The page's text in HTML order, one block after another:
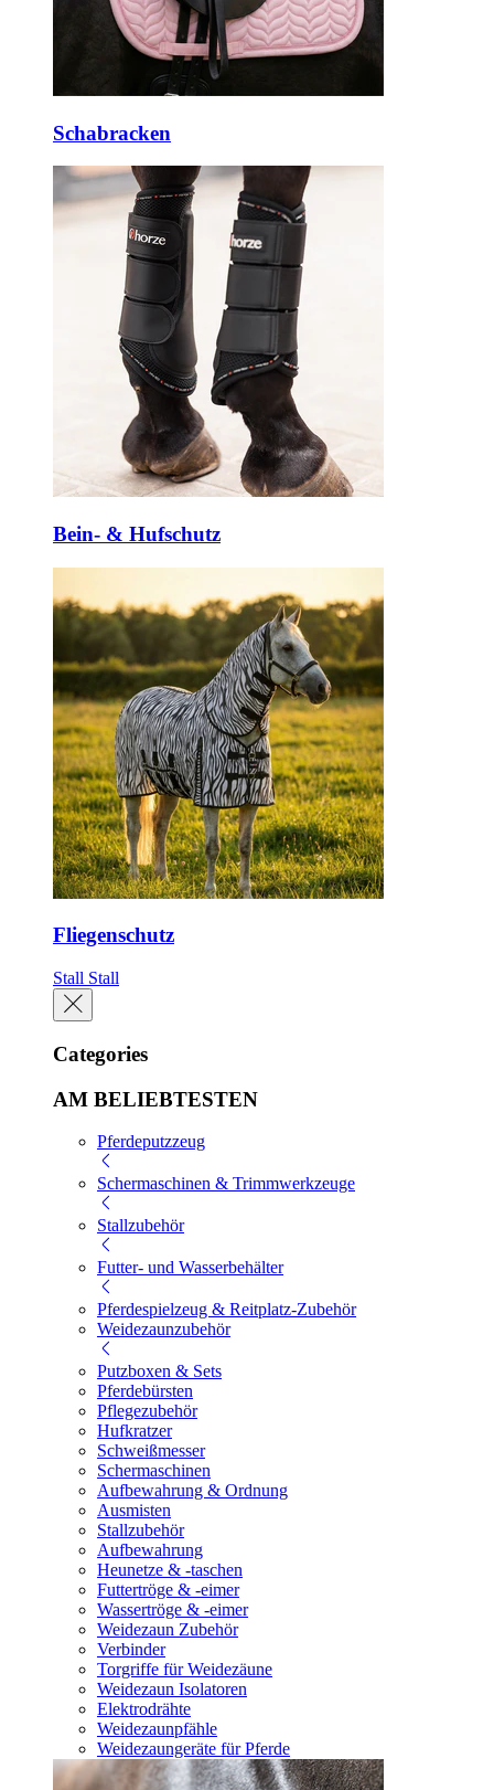
Schabracken
Bein- & Hufschutz
Fliegenschutz
Stall Stall
Categories
AM BELIEBTESTEN
Pferdeputzzeug
Schermaschinen & Trimmwerkzeuge
Stallzubehör
Futter- und Wasserbehälter
Pferdespielzeug & Reitplatz-Zubehör
Weidezaunzubehör
Putzboxen & Sets
Pferdebürsten
Pflegezubehör
Hufkratzer
Schweißmesser
Schermaschinen
Aufbewahrung & Ordnung
Ausmisten
Stallzubehör
Aufbewahrung
Heunetze & -taschen
Futtertröge & -eimer
Wassertröge & -eimer
Weidezaun Zubehör
Verbinder
Torgriffe für Weidezäune
Weidezaun Isolatoren
Elektrodrähte
Weidezaunpfähle
Weidezaungeräte für Pferde